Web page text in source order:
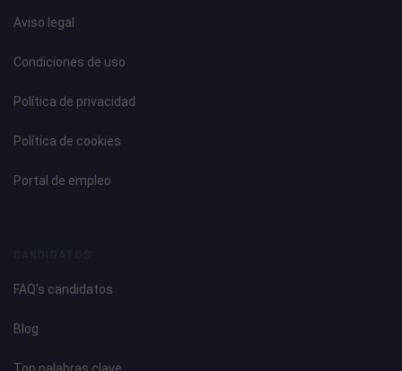
Aviso legal
Condiciones de uso
Política de privacidad
Política de cookies
Portal de empleo
FAQ's candidatos
Blog
Top palabras clave